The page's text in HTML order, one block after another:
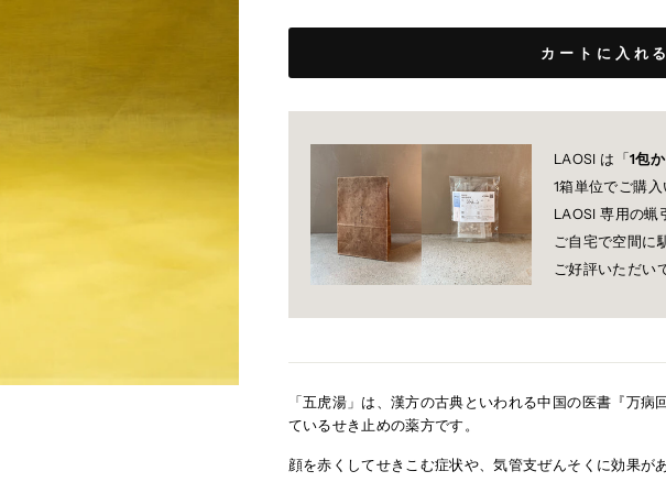
カートに入れる
LAOSI は「 1包
1箱単位でご購入
LAOSI 専用の蝋
ご自宅で空間に
ご好評いただい
「五虎湯」は、漢方の古典といわれる中国の医書『万
ているせき止めの薬方です。
顔を赤くしてせきこむ症状や、気管支ぜんそくに効果が